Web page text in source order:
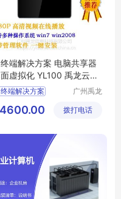
端解决方案 电脑共享器
虚拟化 YL100 禹龙云桌
商
端解决方案
云终端机
广州禹龙
有限公司
4600.00 拨打电话